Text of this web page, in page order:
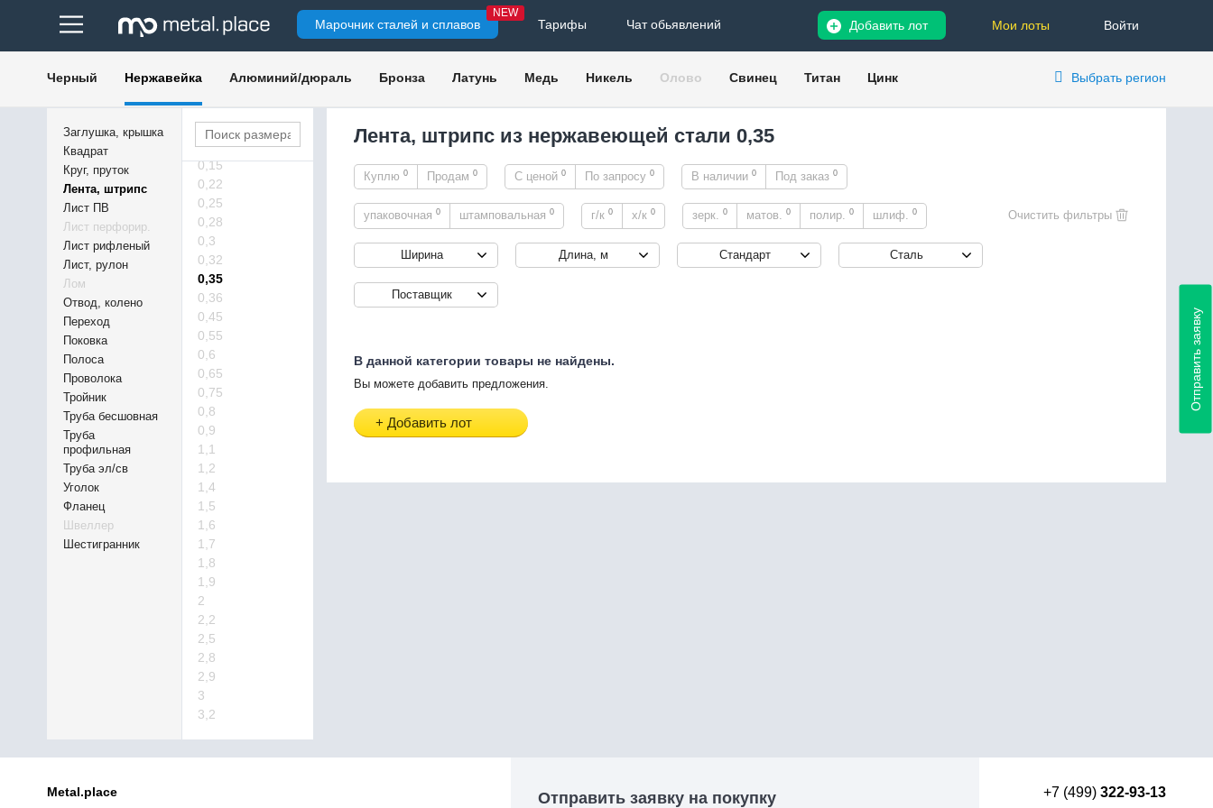
Марочник сталей и сплавов
NEW
Тарифы Чат обьявлений Войти
Мои лоты
Добавить лот
Черный Нержавейка Алюминий/дюраль Бронза Латунь Медь Никель Олово Свинец Титан Цинк Выбрать регион
Заглушка, крышка
Квадрат
Круг, пруток
Лента, штрипс
Лист ПВ
Лист перфорир.
Лист рифленый
Лист, рулон
Лом
Отвод, колено
Переход
Поковка
Полоса
Проволока
Тройник
Труба бесшовная
Труба
профильная
Труба эл/св
Уголок
Фланец
Швеллер
Шестигранник
0,003
0,005
0,02
0,09
0,1
0,12
0,15
0,22
0,25
0,28
0,3
0,32
0,35
0,36
0,45
0,55
0,6
0,65
0,75
0,8
0,9
1,1
1,2
1,4
1,5
1,6
1,7
1,8
1,9
2
2,2
2,5
2,8
2,9
3
3,2
Лента, штрипс из нержавеющей стали 0,35
Куплю 0 Продам 0 С ценой 0 По запросу 0 В наличии 0 Под заказ 0
упаковочная 0 штамповальная 0 г/к 0 х/к 0 зерк. 0 матов. 0 полир. 0 шлиф. 0
Ширина Длина, м Стандарт Сталь
Поставщик
В данной категории товары не найдены.
Вы можете добавить предложения.
+ Добавить лот
Metal.place Отправить заявку на покупку
Отправить заявку
+7 (499) 322-93-13